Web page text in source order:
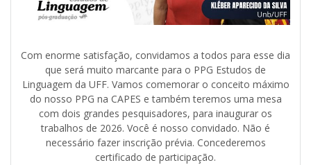
Com enorme satisfação, convidamos a todos para esse dia
que será muito marcante para o PPG Estudos de
Linguagem da UFF. Vamos comemorar o conceito máximo
do nosso PPG na CAPES e também teremos uma mesa
com dois grandes pesquisadores, para inaugurar os
trabalhos de 2026. Você é nosso convidado. Não é
necessário fazer inscrição prévia. Concederemos
certificado de participação.